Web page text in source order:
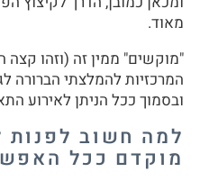
מאוד.
"מוקשים" ממין זה (וזהו
המרכזיות להמלצתי הברורה
ובסמוך ככל הניתן לאירוע
למה חשוב לפנות
מוקדם ככל